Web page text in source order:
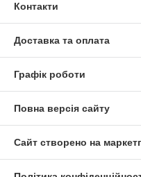
Контакти
Доставка та оплата
Графік роботи
Повна версія сайту
Сайт створено на